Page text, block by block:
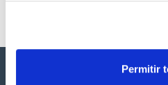
Permitir